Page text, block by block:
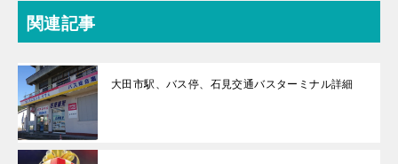
関連記事
大田市駅、バス停、石見交通バスターミナル詳細